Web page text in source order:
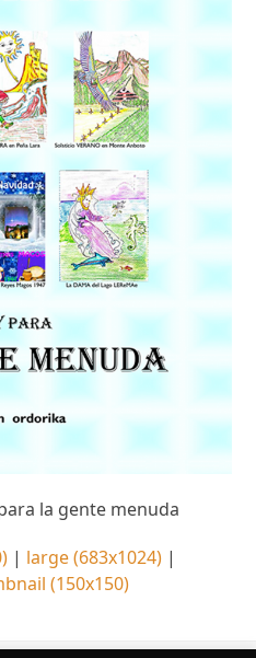
la gente menuda
| large (683x1024) |
(150x150)